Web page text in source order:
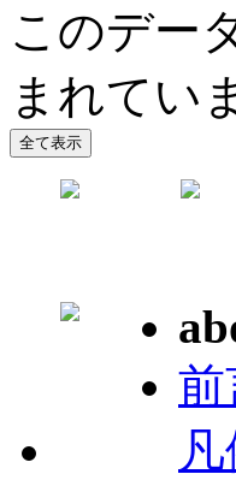
このデー
まれてい
前
凡